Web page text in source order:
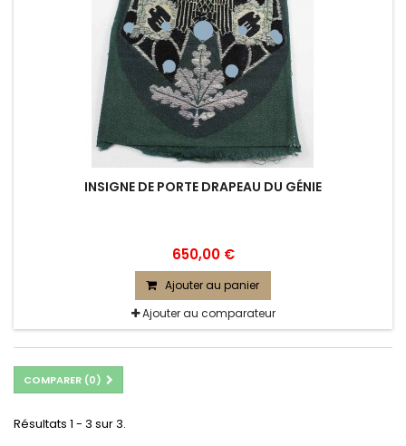
INSIGNE DE PORTE DRAPEAU DU GÉNIE
650,00 €
Ajouter au panier
Ajouter au comparateur
COMPARER (0)
Résultats 1 - 3 sur 3.